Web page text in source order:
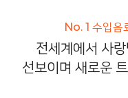
No. 1 수입음
전세계에서 사
선보이며 새로운